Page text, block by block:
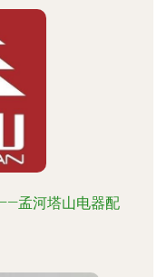
孟河塔山电器配